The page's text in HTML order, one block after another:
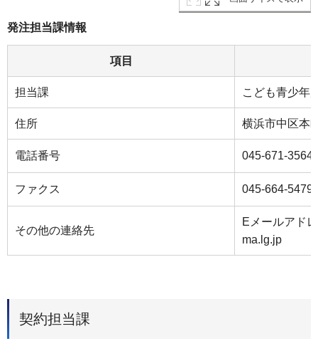
発注担当課情報
項目
担当課 こども青少年
住所 横浜市中区本
電話番号 045-671-3564
ファクス 045-664-5479
その他の連絡先
Eメールアド
ma.lg.jp
契約担当課